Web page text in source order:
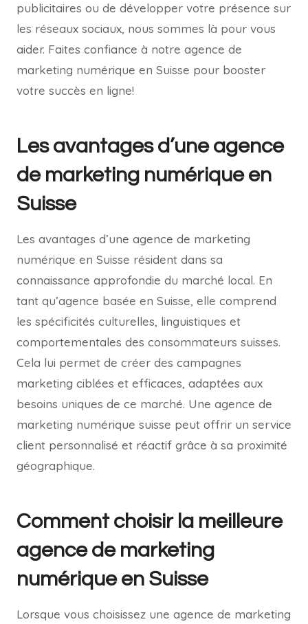
publicitaires ou de développer votre présence sur
les réseaux sociaux, nous sommes là pour vous
aider. Faites confiance à notre agence de
marketing numérique en Suisse pour booster
votre succès en ligne!
Les avantages d’une agence
de marketing numérique en
Suisse
Les avantages d’une agence de marketing
numérique en Suisse résident dans sa
connaissance approfondie du marché local. En
tant qu’agence basée en Suisse, elle comprend
les spécificités culturelles, linguistiques et
comportementales des consommateurs suisses.
Cela lui permet de créer des campagnes
marketing ciblées et efficaces, adaptées aux
besoins uniques de ce marché. Une agence de
marketing numérique suisse peut offrir un service
client personnalisé et réactif grâce à sa proximité
géographique.
Comment choisir la meilleure
agence de marketing
numérique en Suisse
Lorsque vous choisissez une agence de marketing